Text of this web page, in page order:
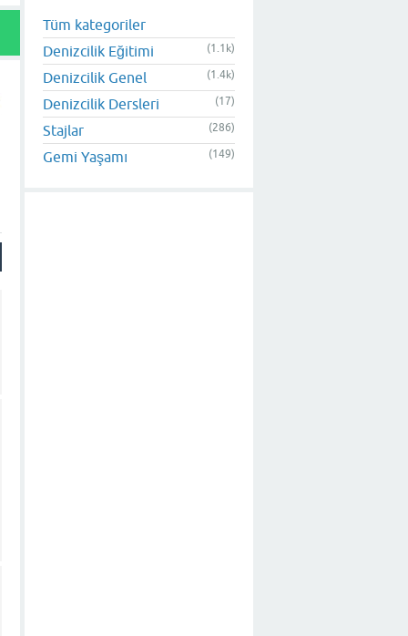
Tüm kategoriler
Denizcilik Eğitimi
(1.1k)
Denizcilik Genel (1.4k)
Denizcilik Dersleri (17)
Stajlar (286)
Gemi Yaşamı (149)